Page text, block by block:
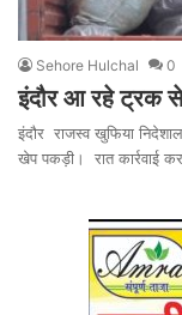
Sehore Hulchal 0
इंदौर आ रहे ट्रक
इंदौर राजस्व खुफिया
खेप पकड़ी। रात कार्रवाई